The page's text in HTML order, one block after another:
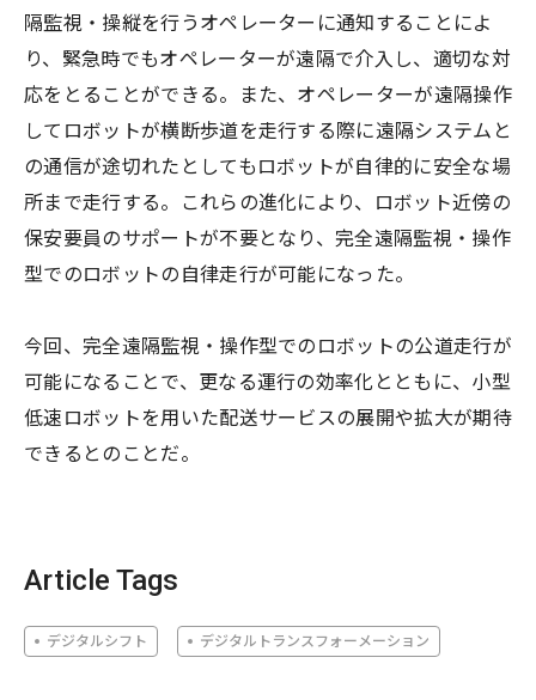
隔監視・操縦を行うオペレーターに通知することによ
り、緊急時でもオペレーターが遠隔で介入し、適切な対
応をとることができる。また、オペレーターが遠隔操作
してロボットが横断歩道を走行する際に遠隔システムと
の通信が途切れたとしてもロボットが自律的に安全な場
所まで走行する。これらの進化により、ロボット近傍の
保安要員のサポートが不要となり、完全遠隔監視・操作
型でのロボットの自律走行が可能になった。
今回、完全遠隔監視・操作型でのロボットの公道走行が
可能になることで、更なる運行の効率化とともに、小型
低速ロボットを用いた配送サービスの展開や拡大が期待
できるとのことだ。
Article Tags
デジタルシフト デジタルトランスフォーメーション